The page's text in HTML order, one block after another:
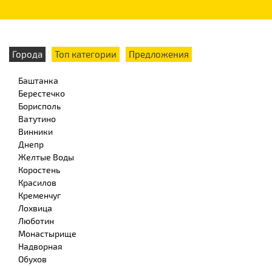
Города Топ категории Предложения
Баштанка
Берестечко
Борисполь
Ватутино
Винники
Днепр
Желтые Воды
Коростень
Красилов
Кременчуг
Лохвица
Люботин
Монастырище
Надворная
Обухов